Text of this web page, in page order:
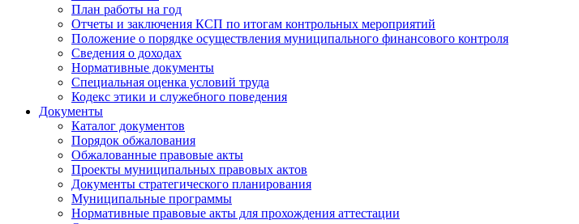
План работы на год
Отчеты и заключения КСП по итогам контрольных мероприятий
Положение о порядке осуществления муниципального финансового контроля
Сведения о доходах
Нормативные документы
Специальная оценка условий труда
Кодекс этики и служебного поведения
Документы
Каталог документов
Порядок обжалования
Обжалованные правовые акты
Проекты муниципальных правовых актов
Документы стратегического планирования
Муниципальные программы
Нормативные правовые акты для прохождения аттестации